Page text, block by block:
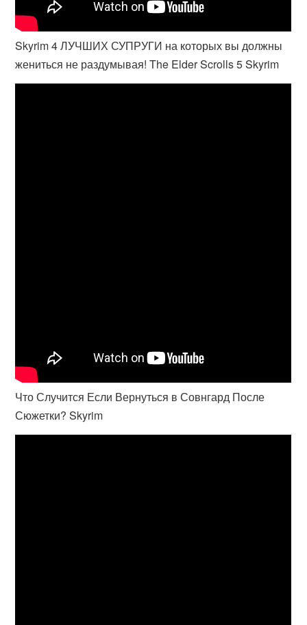
Skyrim 4 ЛУЧШИХ СУПРУГИ на которых вы должны
жениться не раздумывая! The Elder Scrolls 5 Skyrim
Что Случится Если Вернуться в Совнгард После
Сюжетки? Skyrim